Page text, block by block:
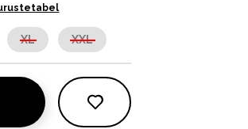
XL XXL